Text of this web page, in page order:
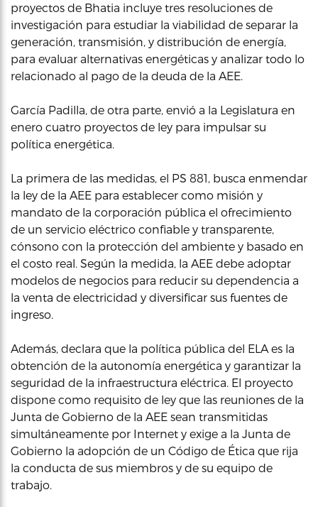
proyectos de Bhatia incluye tres resoluciones de
investigación para estudiar la viabilidad de separar la
generación, transmisión, y distribución de energía,
para evaluar alternativas energéticas y analizar todo lo
relacionado al pago de la deuda de la AEE.
García Padilla, de otra parte, envió a la Legislatura en
enero cuatro proyectos de ley para impulsar su
política energética.
La primera de las medidas, el PS 881, busca enmendar
la ley de la AEE para establecer como misión y
mandato de la corporación pública el ofrecimiento
de un servicio eléctrico confiable y transparente,
cónsono con la protección del ambiente y basado en
el costo real. Según la medida, la AEE debe adoptar
modelos de negocios para reducir su dependencia a
la venta de electricidad y diversificar sus fuentes de
ingreso.
Además, declara que la política pública del ELA es la
obtención de la autonomía energética y garantizar la
seguridad de la infraestructura eléctrica. El proyecto
dispone como requisito de ley que las reuniones de la
Junta de Gobierno de la AEE sean transmitidas
simultáneamente por Internet y exige a la Junta de
Gobierno la adopción de un Código de Ética que rija
la conducta de sus miembros y de su equipo de
trabajo.